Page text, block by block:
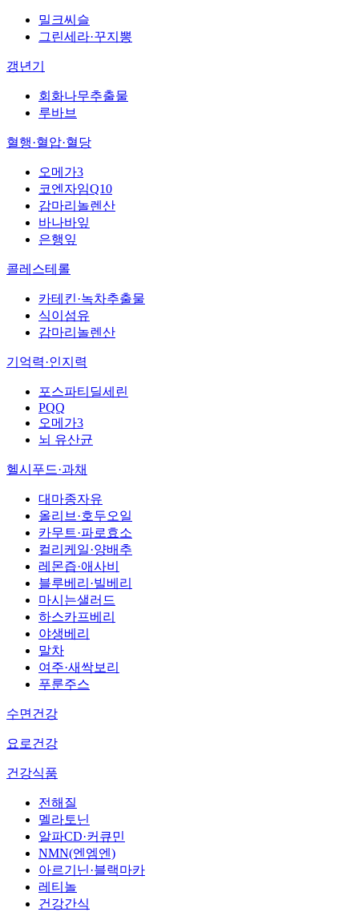
밀크씨슬
그린세라·꾸지뽕
갱년기
회화나무추출물
루바브
혈행·혈압·혈당
오메가3
코엔자임Q10
감마리놀렌산
바나바잎
은행잎
콜레스테롤
카테킨·녹차추출물
식이섬유
감마리놀렌산
기억력·인지력
포스파티딜세린
PQQ
오메가3
뇌 유산균
헬시푸드·과채
대마종자유
올리브·호두오일
카무트·파로효소
컬리케일·양배추
레몬즙·애사비
블루베리·빌베리
마시는샐러드
하스카프베리
야생베리
말차
여주·새싹보리
푸룬주스
수면건강
요로건강
건강식품
전해질
멜라토닌
알파CD·커큐민
NMN(엔엠엔)
아르기닌·블랙마카
레티놀
건강간식